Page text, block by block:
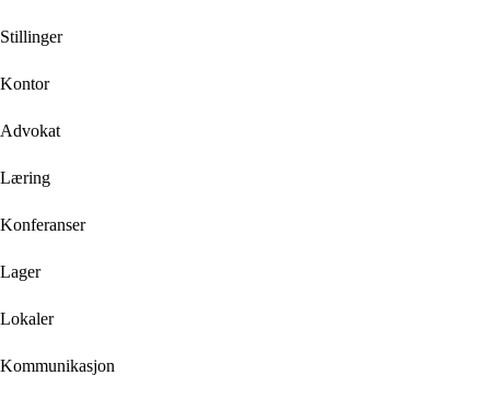
Stillinger
Kontor
Advokat
Læring
Konferanser
Lager
Lokaler
Kommunikasjon